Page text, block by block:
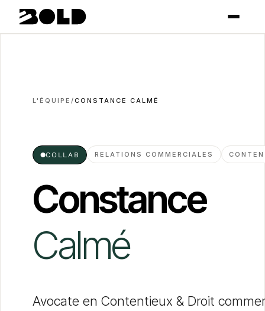
L'ÉQUIPE/CONSTANCE CALMÉ
●COLLAB RELATIONS COMMERCIALES
Constance
Calmé
Avocate en Contentieux & Droit